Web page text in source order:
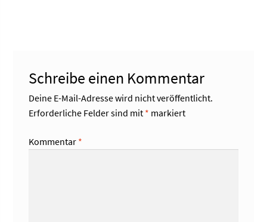
Schreibe einen Kommentar
Deine E-Mail-Adresse wird nicht veröffentlicht.
Erforderliche Felder sind mit * markiert
Kommentar *